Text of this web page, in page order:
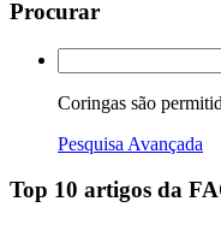
Procurar
Coringas são
Pesquisa Avançada
Top 10 artigos da